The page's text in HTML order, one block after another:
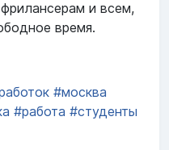
и всем,
время.
#москва
#работа #студенты